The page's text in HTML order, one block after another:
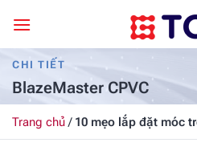
qua
nội
dungCHI TIẾT
BlazeMaster CPVC
Trang chủ/ 10 mẹo lắp đặt móc
cháy chữa cháy Blazemaster